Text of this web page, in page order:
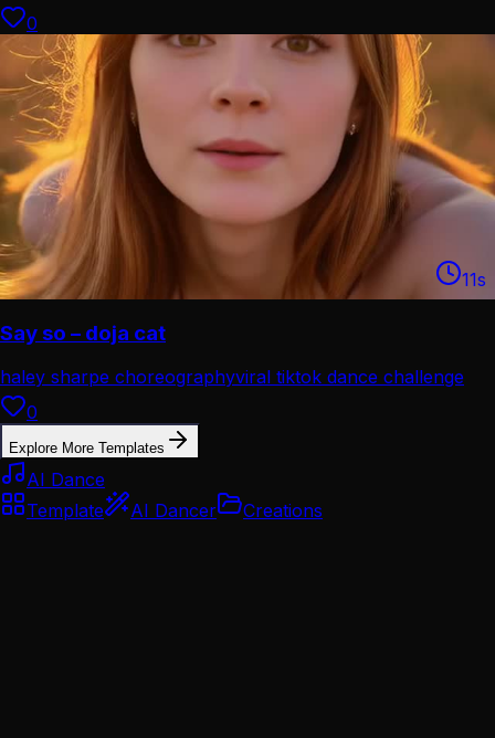
0
11s
Say so – doja cat
haley sharpe choreographyviral tiktok dance challenge
0
Explore More Templates
AI Dance
Template
AI Dancer Creations